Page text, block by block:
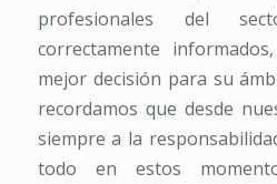
profesionales del
correctamente
mejor decisión para su
recordamos que desde
siempre a la
todo en estos